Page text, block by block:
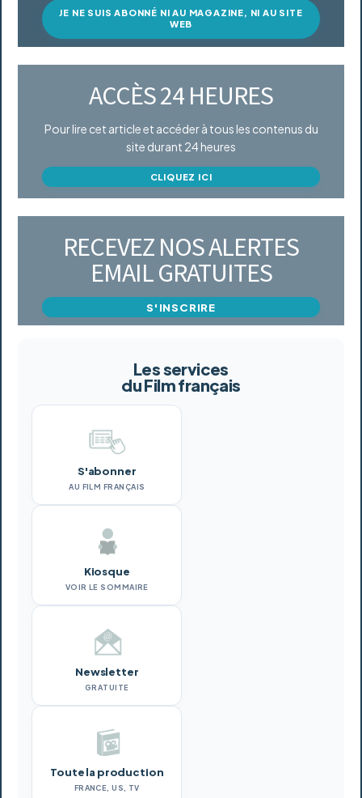
JE NE SUIS ABONNÉ NI AU MAGAZINE, NI AU SITE
WEB
ACCÈS 24 HEURES
Pour lire cet article et accéder à tous les contenus du
site durant 24 heures
CLIQUEZ ICI
RECEVEZ NOS ALERTES
EMAIL GRATUITES
S'INSCRIRE
Les services
du Film français
S'abonner
AU FILM FRANÇAIS
Kiosque
VOIR LE SOMMAIRE
Newsletter
GRATUITE
Toute la production
FRANCE, US, TV